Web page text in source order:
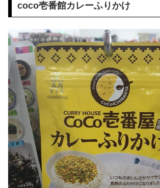
coco壱番館カレーふりかけ